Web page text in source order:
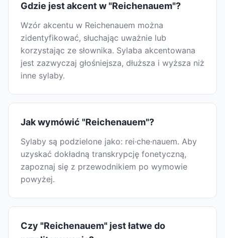
Gdzie jest akcent w "Reichenauem"?
Wzór akcentu w Reichenauem można
zidentyfikować, słuchając uważnie lub
korzystając ze słownika. Sylaba akcentowana
jest zazwyczaj głośniejsza, dłuższa i wyższa niż
inne sylaby.
Jak wymówić "Reichenauem"?
Sylaby są podzielone jako: rei·che·nauem. Aby
uzyskać dokładną transkrypcję fonetyczną,
zapoznaj się z przewodnikiem po wymowie
powyżej.
Czy "Reichenauem" jest łatwe do